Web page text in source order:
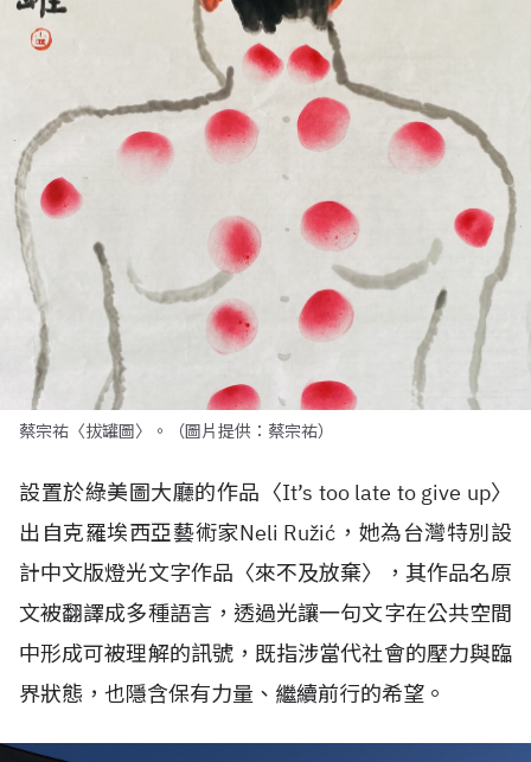
蔡宗祐〈拔罐圖〉。（圖片提供：蔡宗祐）
設置於綠美圖大廳的作品〈It’s too late to give up〉
出自克羅埃西亞藝術家Neli Ružić ，她為台灣特別設
計中文版燈光文字作品〈來不及放棄〉，其作品名原
文被翻譯成多種語言，透過光讓一句文字在公共空間
中形成可被理解的訊號，既指涉當代社會的壓力與臨
界狀態，也隱含保有力量、繼續前行的希望。